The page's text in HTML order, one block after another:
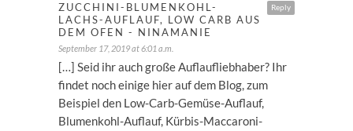
Reply
ZUCCHINI-BLUMENKOHL-
LACHS-AUFLAUF, LOW CARB AUS
DEM OFEN - NINAMANIE
September 17, 2019 at 6:01 a.m.
[…] Seid ihr auch große Auflaufliebhaber? Ihr
findet noch einige hier auf dem Blog, zum
Beispiel den Low-Carb-Gemüse-Auflauf,
Blumenkohl-Auflauf, Kürbis-Maccaroni-